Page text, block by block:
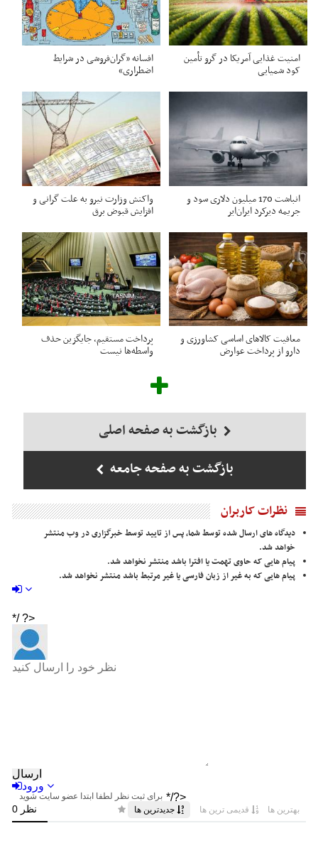
امنیت غذایی آمریکا در گرو تأمین
کود شمیایی
افسانه «گران‌فروشی در شرایط
اضطراری»
انباشت 170 میلیون دلاری سود و
جریمه دیرکرد ایران‌ایر
واکنش وزارت نیرو به علت گرانی و
افزایش قبوض برق
معافیت کالاهای اساسی کشاورزی و
دارو از پرداخت عوارض
پرداخت مستقیم، جایگزین حذف
واسطه‌ها نیست
بازگشت به صفحه اصلی
بازگشت به صفحه جامعه
نظرات کاربران
دیدگاه های ارسال شده توسط شما، پس از تایید توسط خبرگزاری در وب منتشر
خواهد شد.
پیام هایی که حاوی تهمت یا افترا باشد منتشر نخواهد شد.
پیام هایی که به غیر از زبان فارسی یا غیر مرتبط باشد منتشر نخواهد شد.